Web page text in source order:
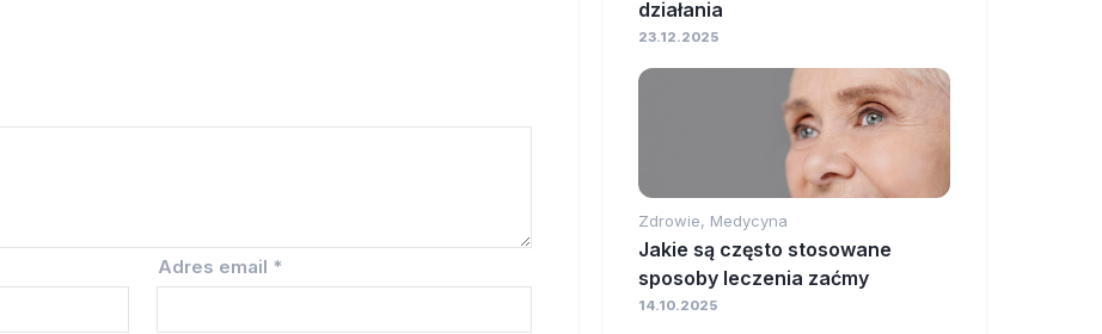
Adres email *
działania
23.12.2025
Zdrowie, Medycyna
Jakie są często stosowane
sposoby leczenia zaćmy
14.10.2025